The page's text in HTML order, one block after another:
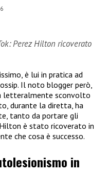
Perez Hilton ricoverato
è lui in pratica ad
Il noto blogger però,
letteralmente sconvolto
durante la diretta, ha
tanto da portare gli
è stato ricoverato in
che cosa è successo.
in